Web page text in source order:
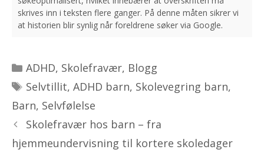
Kategorier
ADHD, Skolefravær, Blogg
Stikkord
Selvtillit, ADHD barn, Skolevegring barn,
Barn, Selvfølelse
Skolefravær hos barn – fra
hjemmeundervisning til kortere skoledager